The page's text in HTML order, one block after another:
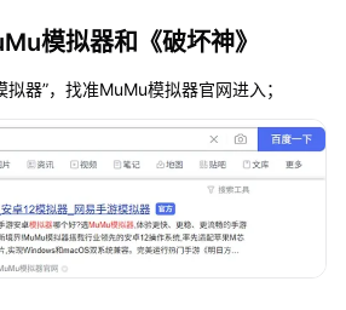
模拟器和《破坏神》
器”，找准MuMu模拟器官网进入；